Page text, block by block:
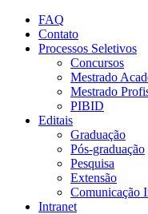
Conteúdo principal
FAQ
Contato
Processos Seletivos
Concursos
Mestrado
Mestrado
PIBID
Editais
Graduação
Pós-graduação
Pesquisa
Extensão
Comunicação
Intranet